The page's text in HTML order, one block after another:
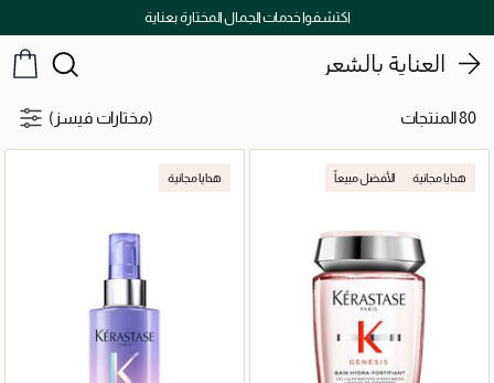
توصيل سريع على جميع الطلبات ما فوق 299 درهم
العناية بالشعر
80 المنتجات (مختارات فيسز)
هدايا مجانية الأفضل مبيعاً هدايا مجانية